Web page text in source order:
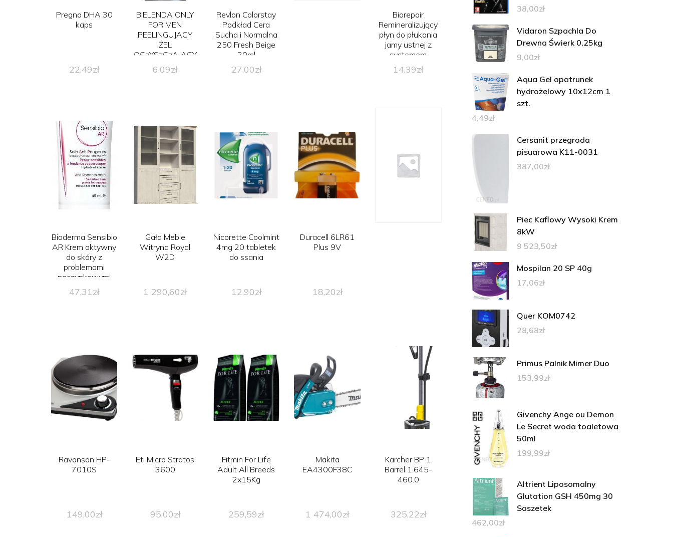
Pregna DHA 30
kaps
22,49zł
BIELENDA ONLY
FOR MEN
PEELINGUJACY
ŻEL
OCzYSzCzAJĄCY
SUPER MAT
150ml
6,09zł
Revlon Colorstay
Podkład Cera
Sucha i Normalna
250 Fresh Beige
30ml
27,00zł
Biorepair
Remineralizujący
płyn do płukania
jamy ustnej z
systemem
Microrepair 500ml
14,39zł
Bioderma Sensibio
AR Krem aktywny
do skóry z
problemami
naczynkowymi
40ml
47,31zł
Gała Meble
Witryna Royal
W2D
1 290,60zł
Nicorette Coolmint
4mg 20 tabletek
do ssania
12,90zł
Duracell 6LR61
Plus 9V
18,20zł
Ravanson HP-
7010S
149,00zł
Eti Micro Stratos
3600
95,00zł
Fitmin For Life
Adult All Breeds
2x15Kg
259,59zł
Makita
EA4300F38C
1 474,00zł
Karcher BP 1
Barrel 1.645-
460.0
325,22zł
38,00zł
Vidaron Szpachla Do
Drewna Świerk 0,25kg
9,00zł
Aqua Gel opatrunek
hydrożelowy 10x12cm 1
szt.
4,49zł
Cersanit przegroda
pisuarowa K11-0031
387,00zł
Piec Kaflowy Wysoki Krem
8kW
9 523,50zł
Mospilan 20 SP 40g
17,06zł
Quer KOM0742
28,68zł
Primus Palnik Mimer Duo
153,99zł
Givenchy Ange ou Demon
Le Secret woda toaletowa
50ml
199,99zł
Altrient Liposomalny
Glutation GSH 450mg 30
Saszetek
462,00zł